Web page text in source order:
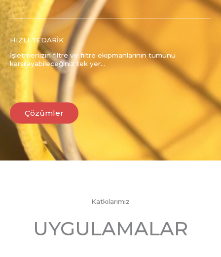
HIZLI TEDARİK
İşletmenizin filtre ve filtre ekipmanlarının tümünü
karşılayabileceğiniz tek yer...
Çözümler
Katkılarımız
UYGULAMALAR